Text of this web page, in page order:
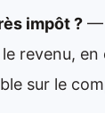
impôt ? —
revenu,
sur le